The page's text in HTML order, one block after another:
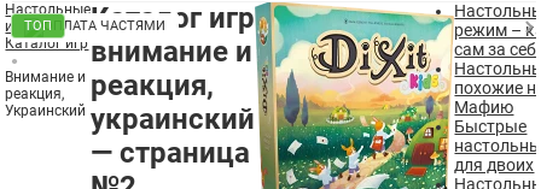
Настольные
игры
Каталог игр
Внимание и
реакция,
Украинский
Каталог игр
внимание и
реакция,
украинский
— страница
режим –
сам за
похожие
Мафию
Быстрые
для двоих
ТОП